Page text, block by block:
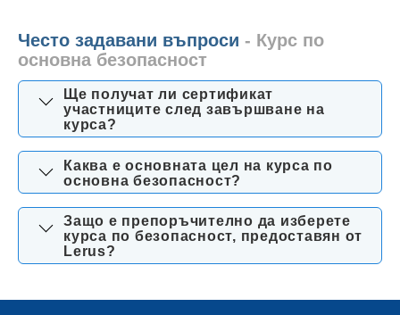
Често задавани въпроси - Курс по
основна безопасност
Ще получат ли сертификат
участниците след завършване на
курса?
Каква е основната цел на курса по
основна безопасност?
Защо е препоръчително да изберете
курса по безопасност, предоставян от
Lerus?